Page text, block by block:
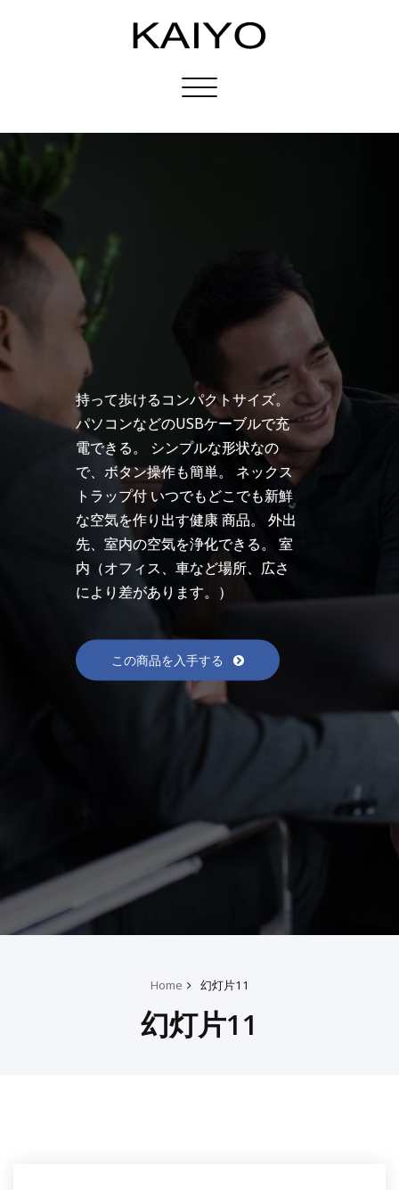
Toggle
持って歩けるコンパクトサイズ。
パソコンなどのUSBケーブルで充
電できる。 シンプルな形状なの
で、ボタン操作も簡単。 ネックス
トラップ付 いつでもどこでも新鮮
な空気を作り出す健康 商品。 外出
先、室内の空気を浄化できる。 室
内（オフィス、車など場所、広さ
により差があります。）
この商品を入手する
Home 幻灯片11
幻灯片11